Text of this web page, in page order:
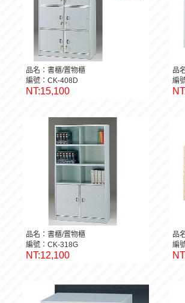
品名：書櫃/置物櫃
編號：CK-408D
NT:15,100
品
編
品名：書櫃/置物櫃
編號：CK-318G
NT:12,100
品
編